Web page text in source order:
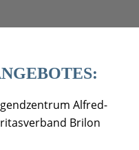
Alfred-
Brilon